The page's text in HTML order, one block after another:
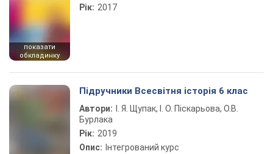
показати
обкладинку
Рік: 2017
Підручники Всесвітня історія 6 клас
Автори:
І. Я. Щупак, І. О. Піскарьова, О.В.
Бурлака
Рік: 2019
Опис: Інтегрований курс